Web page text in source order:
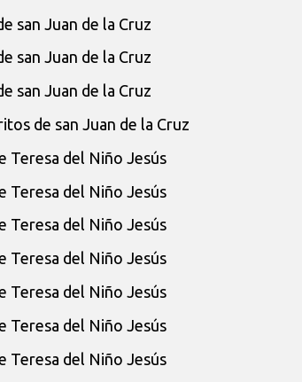
san Juan de la Cruz
san Juan de la Cruz
san Juan de la Cruz
de san Juan de la Cruz
Teresa del Niño Jesús
Teresa del Niño Jesús
Teresa del Niño Jesús
Teresa del Niño Jesús
Teresa del Niño Jesús
Teresa del Niño Jesús
Teresa del Niño Jesús